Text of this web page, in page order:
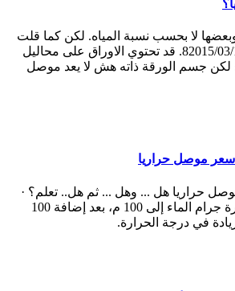
لا بحسب نسبة المياه. لكن كما قلت
لك لا اعلم. 1. ريحانه 82015/03/18. قد تحتوي الاوراق على محاليل
لكن جسم الورقة ذاته هش لا يعد موصل
سعر موصل حراريا
حراريا هل ... وهل ... ثم هل.. تعلم؟ ·
وعندما تصل درجة حرارة جرام الماء إلى 100 م، بعد إضافة 100
في درجة الحرارة.